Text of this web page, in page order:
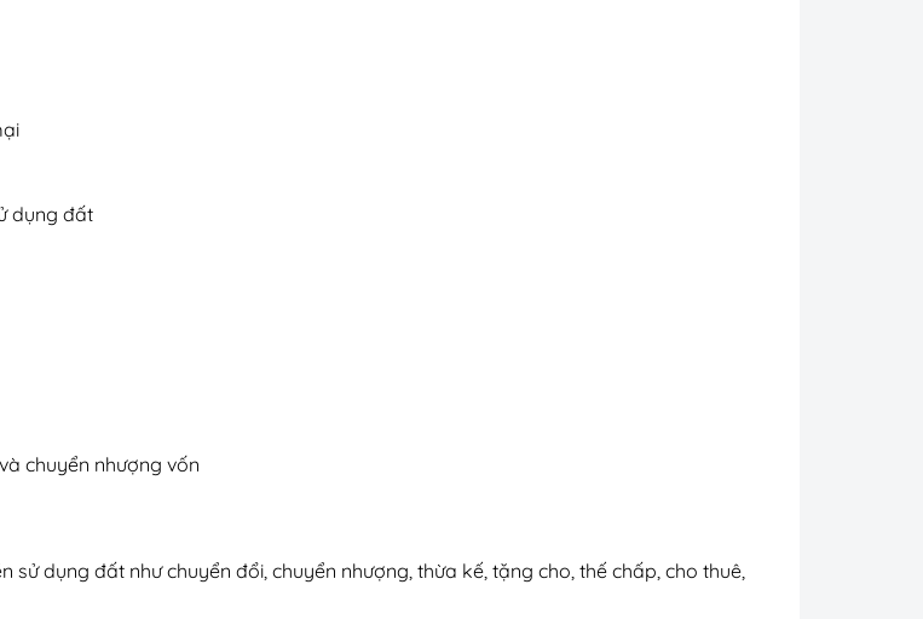
dụng đất
chuyển nhượng vốn
dụng đất như chuyển đổi, chuyển nhượng, thừa kế, tặng cho, thế chấp, cho thuê,